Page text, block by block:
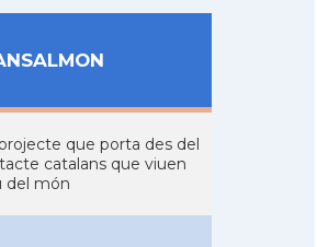
que porta des del
catalans que viuen
del món